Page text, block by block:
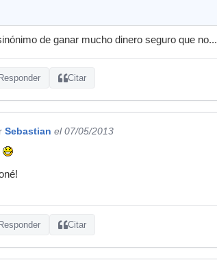
de ganar mucho dinero seguro que no...
Responder Citar
Sebastian el 07/05/2013
Responder Citar